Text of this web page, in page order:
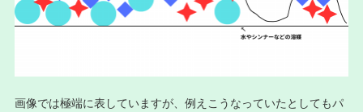
画像では極端に表していますが、例えこうなっていたとしてもパ